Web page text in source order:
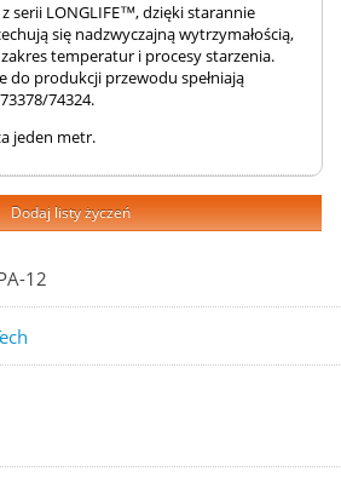
serii LONGLIFE™, dzięki starannie
się nadzwyczajną wytrzymałością,
temperatur i procesy starzenia.
do produkcji przewodu spełniają
74324.
jeden metr.
Dodaj listy życzeń
12